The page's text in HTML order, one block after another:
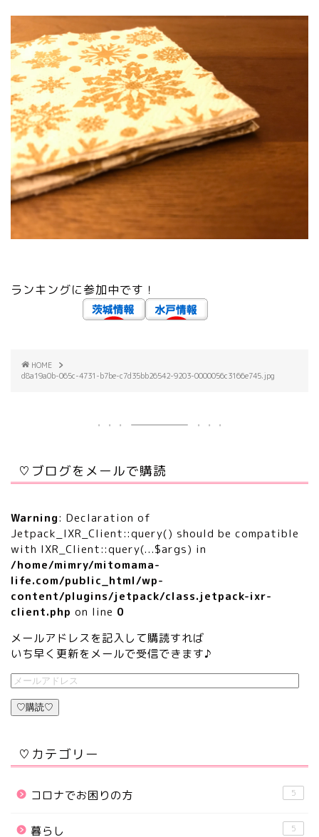
ランキングに参加中です！
HOME
d8a19a0b-065c-4731-b7be-c7d35bb26542-9203-0000056c3166e745.jpg
♡ブログをメールで購読
Warning: Declaration of
Jetpack_IXR_Client::query() should be compatible
with IXR_Client::query(...$args) in
/home/mimry/mitomama-
life.com/public_html/wp-
content/plugins/jetpack/class.jetpack-ixr-
client.php on line 0
メールアドレスを記入して購読すれば
いち早く更新をメールで受信できます♪
♡購読♡
♡カテゴリー
コロナでお困りの方 5
暮らし 5